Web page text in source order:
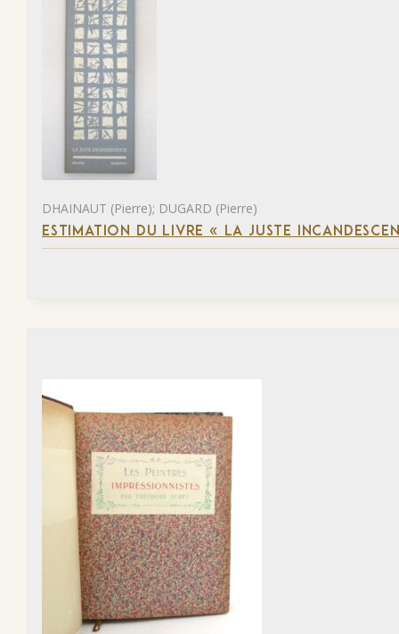
DHAINAUT (Pierre); DUGARD (Pierre)
ESTIMATION DU LIVRE « LA JUSTE